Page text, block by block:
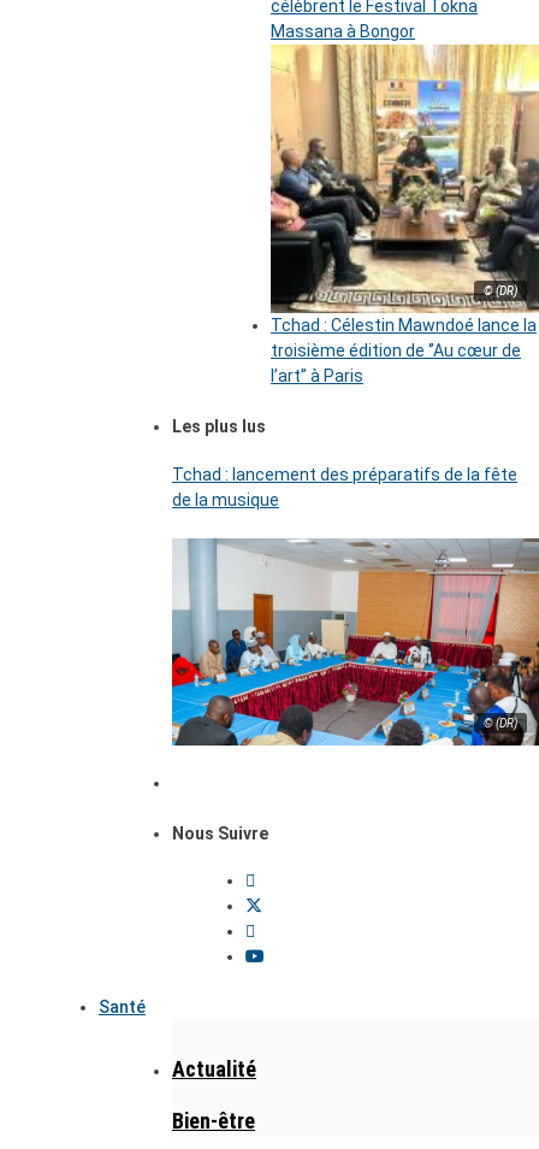
célèbrent le Festival Tokna
Massana à Bongor
© (DR)
Tchad : Célestin Mawndoé lance la
troisième édition de ‘’Au cœur de
l’art’’ à Paris
Les plus lus
Tchad : lancement des préparatifs de la fête
de la musique
© (DR)
Nous Suivre
Santé
Actualité
Bien-être